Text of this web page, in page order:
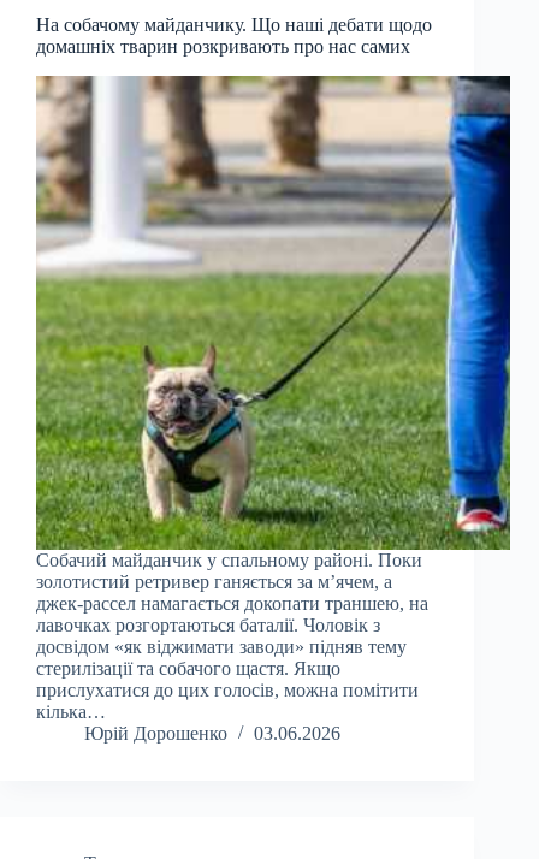
На собачому майданчику. Що наші дебати щодо
домашніх тварин розкривають про нас самих
Собачий майданчик у спальному районі. Поки
золотистий ретривер ганяється за м’ячем, а
джек-рассел намагається докопати траншею, на
лавочках розгортаються баталії. Чоловік з
досвідом «як віджимати заводи» підняв тему
стерилізації та собачого щастя. Якщо
прислухатися до цих голосів, можна помітити
кілька…
Юрій Дорошенко
03.06.2026